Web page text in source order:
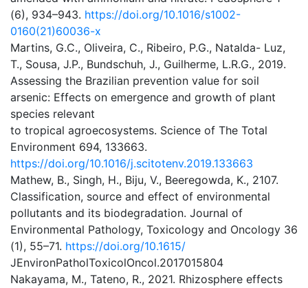
(6), 934–943. https://doi.org/10.1016/s1002-
0160(21)60036-x
Martins, G.C., Oliveira, C., Ribeiro, P.G., Natalda- Luz,
T., Sousa, J.P., Bundschuh, J., Guilherme, L.R.G., 2019.
Assessing the Brazilian prevention value for soil
arsenic: Effects on emergence and growth of plant
species relevant
to tropical agroecosystems. Science of The Total
Environment 694, 133663.
https://doi.org/10.1016/j.scitotenv.2019.133663
Mathew, B., Singh, H., Biju, V., Beeregowda, K., 2107.
Classification, source and effect of environmental
pollutants and its biodegradation. Journal of
Environmental Pathology, Toxicology and Oncology 36
(1), 55–71. https://doi.org/10.1615/
JEnvironPatholToxicolOncol.2017015804
Nakayama, M., Tateno, R., 2021. Rhizosphere effects